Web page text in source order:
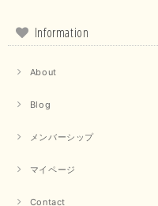
上品なシアー素材と、さりげな
せやすく、着回し力が高いと感じ
この度は当店でのお買
ると幸いです。 ありが
Information
About
Blog
メンバーシップ
マイページ
Contact